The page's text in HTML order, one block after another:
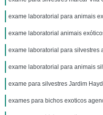
exame laboratorial para animais
exame laboratorial animais
exame laboratorial para silvestres
exame laboratorial para animais
exame para silvestres Jardim
exames para bichos exoticos